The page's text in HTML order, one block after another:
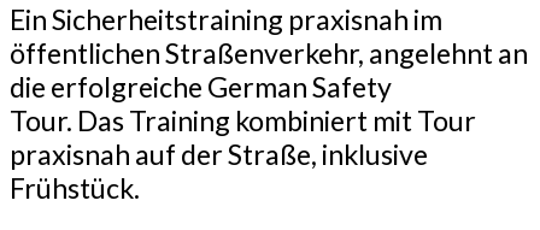
Ein Sicherheitstraining praxisnah im
öffentlichen Straßenverkehr, angelehnt an
die erfolgreiche German Safety
Tour. Das Training kombiniert mit Tour
praxisnah auf der Straße, inklusive
Frühstück.